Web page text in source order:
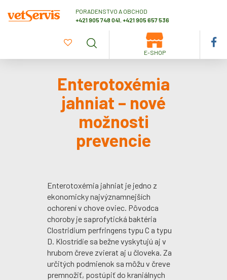
PORADENSTVO A OBCHOD
+421 905 748 041,+421 905 657 536
E-SHOP
Enterotoxémia
jahniat – nové
možnosti
prevencie
Enterotoxémia jahniat je jedno z
ekonomicky najvýznamnejších
ochorení v chove oviec. Pôvodca
choroby je saprofytická baktéria
Clostridium perfringens typu C a typu
D. Klostrídie sa bežne vyskytujú aj v
hrubom čreve zvierat aj u človeka. Za
určitých podmienok sa môžu v čreve
premnožiť, postúpiť do kraniálnych